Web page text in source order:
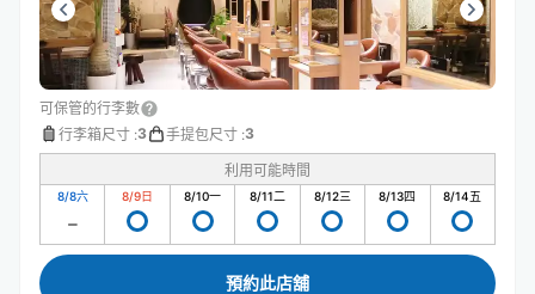
可保管的行李數
行李箱尺寸 :3 手提包尺寸 :3
利用可能時間
8/8六 8/9日 8/10一 8/11二 8/12三 8/13四 8/14五
預約此店舖